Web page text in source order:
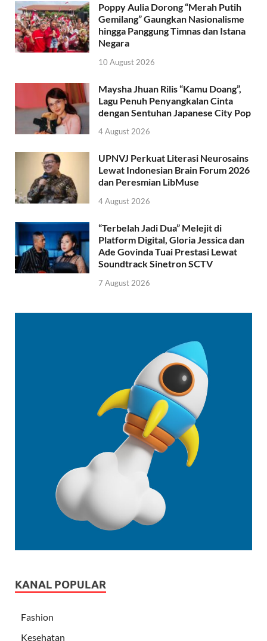
Poppy Aulia Dorong “Merah Putih
Gemilang” Gaungkan Nasionalisme
hingga Panggung Timnas dan Istana
Negara
10 August 2026
Maysha Jhuan Rilis “Kamu Doang”,
Lagu Penuh Penyangkalan Cinta
dengan Sentuhan Japanese City Pop
4 August 2026
UPNVJ Perkuat Literasi Neurosains
Lewat Indonesian Brain Forum 2026
dan Peresmian LibMuse
4 August 2026
“Terbelah Jadi Dua” Melejit di
Platform Digital, Gloria Jessica dan
Ade Govinda Tuai Prestasi Lewat
Soundtrack Sinetron SCTV
7 August 2026
KANAL POPULAR
Fashion
Kesehatan